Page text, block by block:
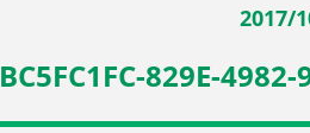
2017/
BC5FC1FC-829E-